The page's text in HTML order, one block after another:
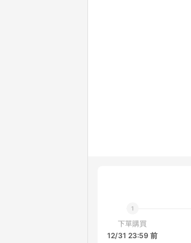
下單購買
12/31 23:59 前